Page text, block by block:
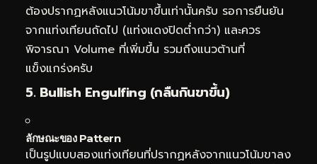
ต้องปรากฏหลังแนวโน้มขาขึ้นเท่านั้นครับ รอการยืนยัน
จากแท่งเทียนถัดไป (แท่งแดงปิดต่ำกว่า) และควร
พิจารณา Volume ที่เพิ่มขึ้น รวมถึงแนวต้านที่
แข็งแกร่งครับ
5. Bullish Engulfing (กลืนกินขาขึ้น)
ลักษณะของ Pattern
เป็นรูปแบบสองแท่งเทียนที่ปรากฏหลังจากแนวโน้มขาลง